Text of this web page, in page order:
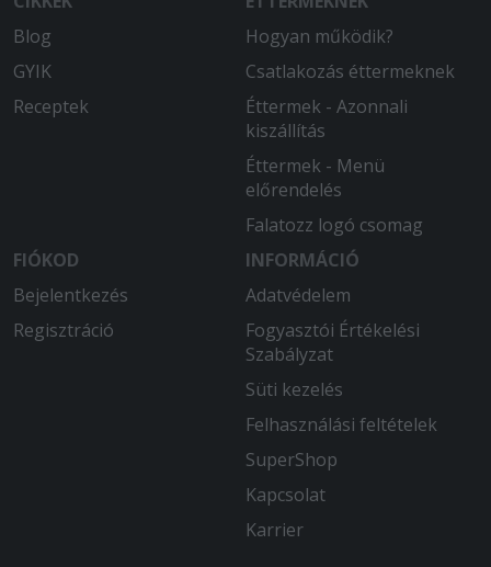
kaptuk a jót, de addigra már kihült.
Teljesen rendben volt.
Többször rendeltem régebben is az
étteremből. Mindig elégedett voltam.
2026-01-13 - Gál:
Nagyon elégedett voltam! Gyors
Blog
GYIK
Receptek
Hogyan működik?
Csatlakozás éttermeknek
Éttermek - Azonnali
kiszállítás
Éttermek - Menü
előrendelés
Falatozz logó csomag
FIÓKOD
Bejelentkezés
Regisztráció
INFORMÁCIÓ
Adatvédelem
Fogyasztói Értékelési
Szabályzat
Süti kezelés
Felhasználási feltételek
SuperShop
Kapcsolat
Karrier